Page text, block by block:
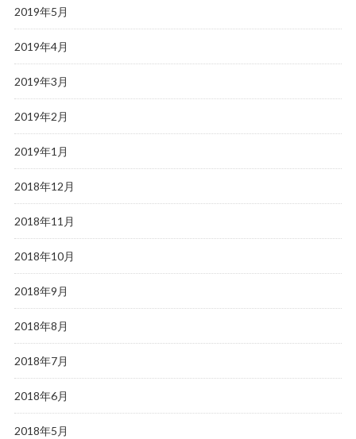
2019年5月
2019年4月
2019年3月
2019年2月
2019年1月
2018年12月
2018年11月
2018年10月
2018年9月
2018年8月
2018年7月
2018年6月
2018年5月